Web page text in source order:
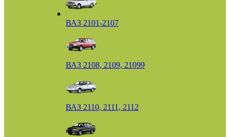
ВАЗ 2101-2107
ВАЗ 2108, 2109, 21099
ВАЗ 2110, 2111, 2112